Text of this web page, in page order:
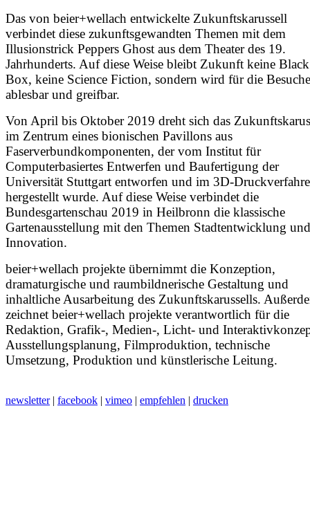
Das von beier+wellach entwickelte Zukunftskarussell
verbindet diese zukunftsgewandten Themen mit dem
Illusionstrick Peppers Ghost aus dem Theater des 19.
Jahrhunderts. Auf diese Weise bleibt Zukunft keine Black
Box, keine Science Fiction, sondern wird für die
ablesbar und greifbar.
Von April bis Oktober 2019 dreht sich das
im Zentrum eines bionischen Pavillons aus
Faserverbundkomponenten, der vom Institut für
Computerbasiertes Entwerfen und Baufertigung der
Universität Stuttgart entworfen und im 3D-
hergestellt wurde. Auf diese Weise verbindet die
Bundesgartenschau 2019 in Heilbronn die klassische
Gartenausstellung mit den Themen Stadtentwicklung und
Innovation.
beier+wellach projekte übernimmt die Konzeption,
dramaturgische und raumbildnerische Gestaltung und
inhaltliche Ausarbeitung des Zukunftskarussells.
zeichnet beier+wellach projekte verantwortlich für die
Redaktion, Grafik-, Medien-, Licht- und
Ausstellungsplanung, Filmproduktion, technische
Umsetzung, Produktion und künstlerische Leitung.
newsletter| facebook | vimeo | empfehlen | drucken